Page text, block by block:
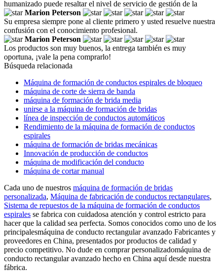
humanizado puede resaltar el nivel de servicio de gestión de la
Marion Peterson
Su empresa siempre pone al cliente primero y usted resuelve nuestra
confusión con el conocimiento profesional.
Marion Peterson
Los productos son muy buenos, la entrega también es muy
oportuna, ¡vale la pena comprarlo!
Búsqueda relacionada
Máquina de formación de conductos espirales de bloqueo
máquina de corte de sierra de banda
máquina de formación de brida media
unirse a la máquina de formación de bridas
línea de inspección de conductos automáticos
Rendimiento de la máquina de formación de conductos
espirales
máquina de formación de bridas mecánicas
Innovación de producción de conductos
máquina de modificación del conducto
máquina de cortar manual
Cada uno de nuestros máquina de formación de bridas
personalizada, Máquina de fabricación de conductos rectangulares,
Sistema de repuestos de la máquina de formación de conductos
espirales se fabrica con cuidadosa atención y control estricto para
hacer que la calidad sea perfecta. Somos conocidos como uno de los
principalesmáquina de conducto rectangular avanzado Fabricantes y
proveedores en China, presentados por productos de calidad y
precio competitivo. No dude en comprar personalizadomáquina de
conducto rectangular avanzado hecho en China aquí desde nuestra
fábrica.